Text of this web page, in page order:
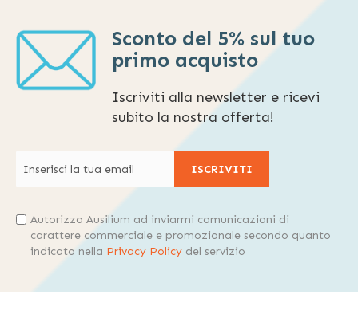
Sconto del 5% sul tuo
primo acquisto
Iscriviti alla newsletter e ricevi
subito la nostra offerta!
ISCRIVITI
Autorizzo Ausilium ad inviarmi comunicazioni di
carattere commerciale e promozionale secondo quanto
indicato nella Privacy Policy del servizio